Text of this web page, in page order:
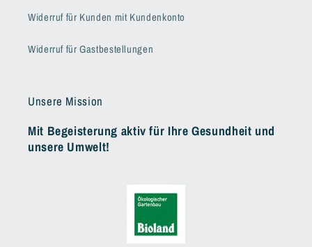
Widerruf für Kunden mit Kundenkonto
Widerruf für Gastbestellungen
Unsere Mission
Mit Begeisterung aktiv für Ihre Gesundheit und
unsere Umwelt!